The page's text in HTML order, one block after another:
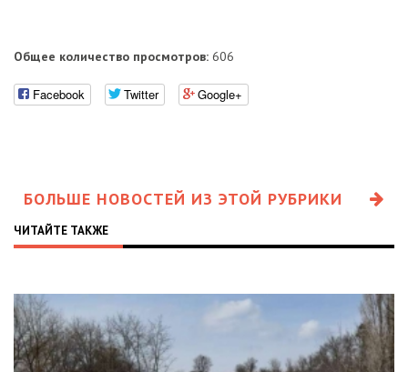
Общее количество просмотров: 606
Facebook Twitter Google+
БОЛЬШЕ НОВОСТЕЙ ИЗ ЭТОЙ РУБРИКИ
ЧИТАЙТЕ ТАКЖЕ